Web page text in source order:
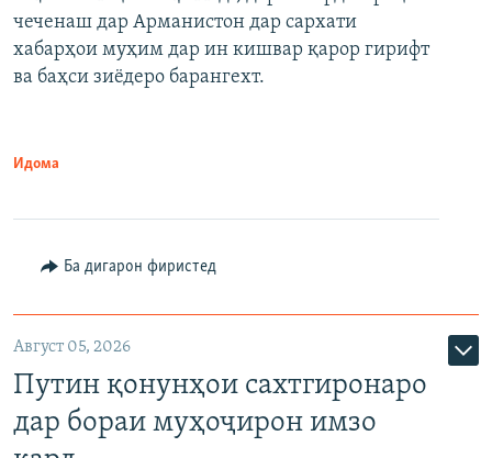
240p 360p 480p
720p 1080p
чеченаш дар Арманистон дар сархати
хабарҳои муҳим дар ин кишвар қарор гирифт
ва баҳси зиёдеро барангехт.
Идома
Ба дигарон фиристед
Август 05, 2026
Путин қонунҳои сахтгиронаро
дар бораи муҳоҷирон имзо